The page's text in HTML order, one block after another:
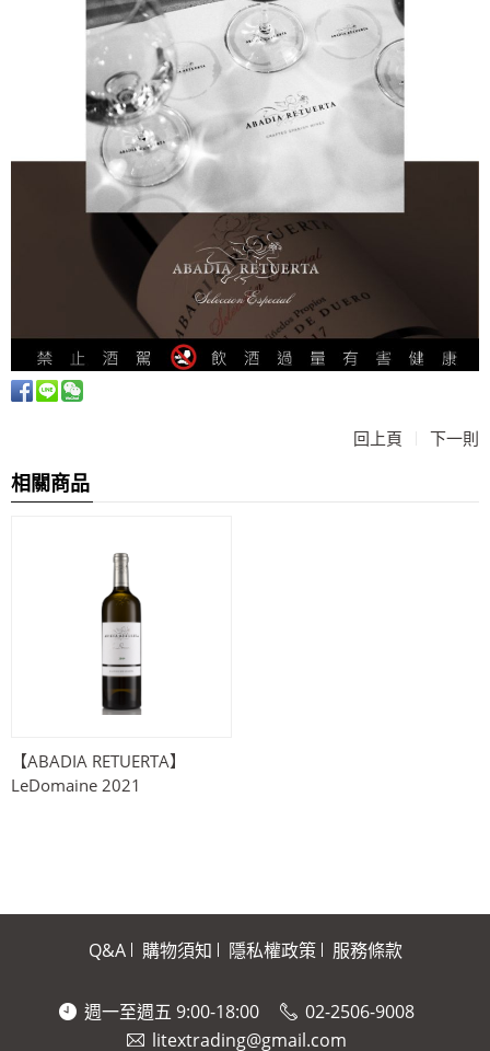
回上頁 下一則
相關商品
【ABADIA RETUERTA】​
LeDomaine 2021
Q&A 購物須知 隱私權政策 服務條款
週一至週五 9:00-18:00
02-2506-9008
litextrading@gmail.com